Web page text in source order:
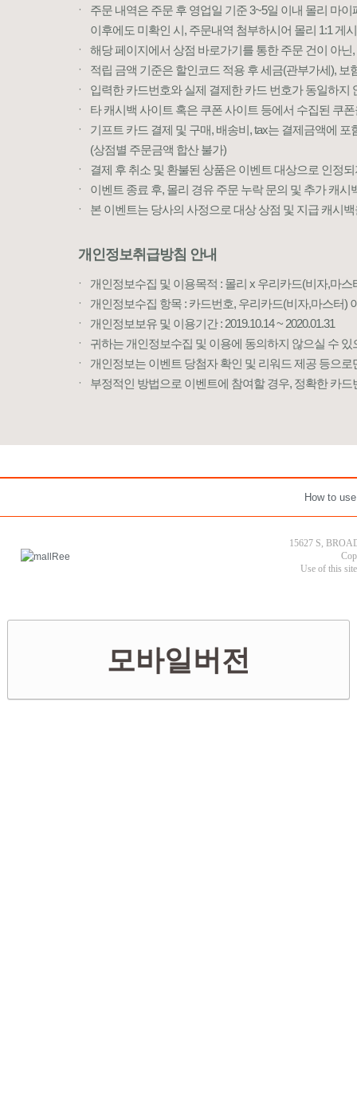
ㆍ
주문 내역은 주문 후 영업일 기준 3~5일 이내 몰리 마
이후에도 미확인 시, 주문내역 첨부하시어 몰리 1:1 게
ㆍ
해당 페이지에서 상점 바로가기를 통한 주문 건이 아
ㆍ
적립 금액 기준은 할인코드 적용 후 세금(관부가세),
ㆍ
입력한 카드번호와 실제 결제한 카드 번호가 동일하지
ㆍ
타 캐시백 사이트 혹은 쿠폰 사이트 등에서 수집된 쿠
ㆍ
기프트 카드 결제 및 구매, 배송비, tax는 결제금액에
(상점별 주문금액 합산 불가)
ㆍ
결제 후 취소 및 환불된 상품은 이벤트 대상으로 인정
ㆍ
이벤트 종료 후, 몰리 경유 주문 누락 문의 및 추가 캐
ㆍ
본 이벤트는 당사의 사정으로 대상 상점 및 지급 캐시
개인정보취급방침 안내
ㆍ
개인정보수집 및 이용목적 : 몰리 x 우리카드(비자,마스
ㆍ
개인정보수집 항목 : 카드번호, 우리카드(비자,마스터)
ㆍ
개인정보보유 및 이용기간 : 2019.10.14 ~ 2020.01.31
ㆍ
귀하는 개인정보수집 및 이용에 동의하지 않으실 수
ㆍ
개인정보는 이벤트 당첨자 확인 및 리워드 제공 등으
ㆍ
부정적인 방법으로 이벤트에 참여할 경우, 정확한 카
How to use
15627 S,
Use of this
모바일버전